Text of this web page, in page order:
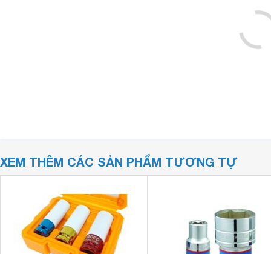
XEM THÊM CÁC SẢN PHẨM TƯƠNG TỰ